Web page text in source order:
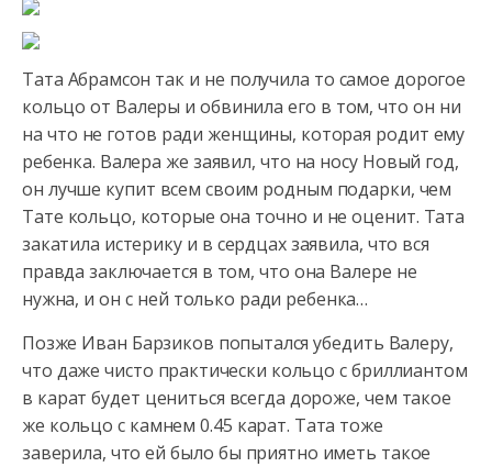
Тата Абрамсон так и не получила то самое дорогое
кольцо от Валеры и обвинила его в том, что он ни
на что не готов ради женщины, которая родит ему
ребенка. Валера же заявил, что на носу Новый год,
он лучше купит всем своим родным подарки, чем
Тате кольцо, которые она точно и не оценит. Тата
закатила истерику и в сердцах заявила, что вся
правда заключается в том, что она Валере не
нужна, и он с ней только ради ребенка…
Позже Иван Барзиков попытался убедить Валеру,
что даже чисто практически кольцо с бриллиантом
в карат будет цениться всегда дороже, чем такое
же кольцо с камнем 0.45 карат. Тата тоже
заверила, что ей было бы приятно иметь такое